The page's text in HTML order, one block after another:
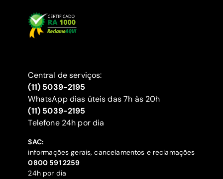
Central de serviços:
(11) 5039-2195
WhatsApp dias úteis das 7h às 20h
(11) 5039-2195
‍Telefone 24h por dia
SAC:
informações gerais, cancelamentos e reclamações
‍0800 591 2259
24h por dia